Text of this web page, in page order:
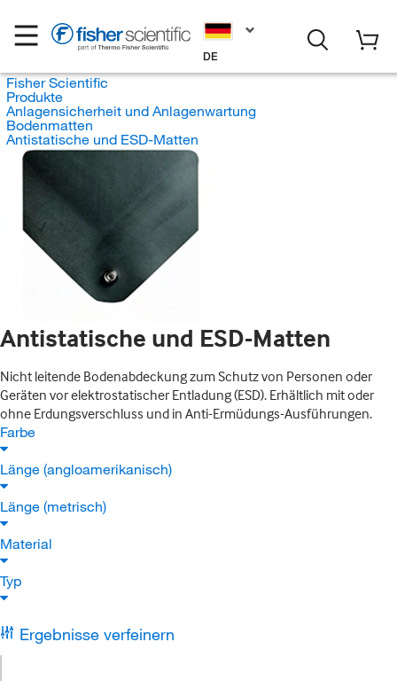
DE
Fisher Scientific
Produkte
Anlagensicherheit und Anlagenwartung
Bodenmatten
Antistatische und ESD-Matten
Antistatische und ESD-Matten
Nicht leitende Bodenabdeckung zum Schutz von Personen oder
Geräten vor elektrostatischer Entladung (ESD). Erhältlich mit oder
ohne Erdungsverschluss und in Anti-Ermüdungs-Ausführungen.
Farbe
Länge (angloamerikanisch)
Länge (metrisch)
Material
Typ
Ergebnisse verfeinern